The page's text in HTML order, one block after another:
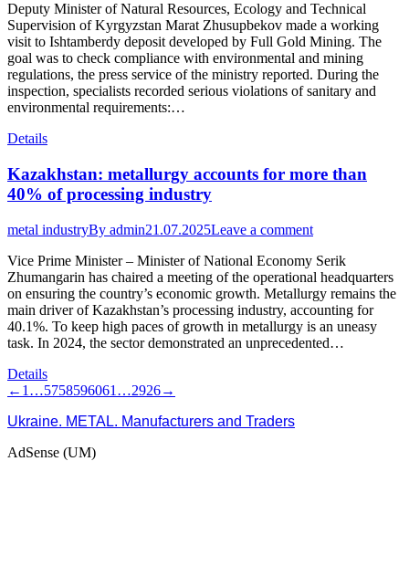
Deputy Minister of Natural Resources, Ecology and Technical
Supervision of Kyrgyzstan Marat Zhusupbekov made a working
visit to Ishtamberdy deposit developed by Full Gold Mining. The
goal was to check compliance with environmental and mining
regulations, the press service of the ministry reported. During the
inspection, specialists recorded serious violations of sanitary and
environmental requirements:…
Details
Kazakhstan: metallurgy accounts for more than
40% of processing industry
metal industryBy admin21.07.2025Leave a comment
Vice Prime Minister – Minister of National Economy Serik
Zhumangarin has chaired a meeting of the operational headquarters
on ensuring the country’s economic growth. Metallurgy remains the
main driver of Kazakhstan’s processing industry, accounting for
40.1%. To keep high paces of growth in metallurgy is an uneasy
task. In 2024, the sector demonstrated an unprecedented…
Details
← 1 …5758596061 …2926→
Ukraine. METAL. Manufacturers and Traders
AdSense (UM)